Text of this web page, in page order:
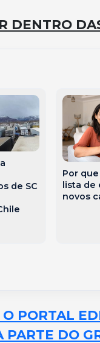
DENTRO
de SC
Por
lista de
novos
O PORTAL
PARTE DO